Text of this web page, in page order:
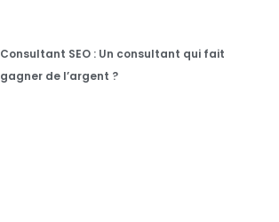
Consultant SEO : Un consultant qui fait
gagner de l’argent ?